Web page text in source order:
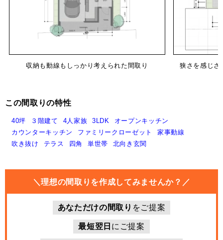
収納も動線もしっかり考えられた間取り 狭さを感じさ
この間取りの特性
40坪 ３階建て 4人家族 3LDK
オープンキッチン
カウンターキッチン
ファミリークローゼット
家事動線
吹き抜け
テラス 四角 単世帯 北向き玄関
＼理想の間取りを作成してみませんか？／
あなただけの間取り をご提案
最短翌日 にご提案